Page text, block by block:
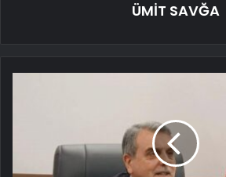
ÜMİT SAVĞA